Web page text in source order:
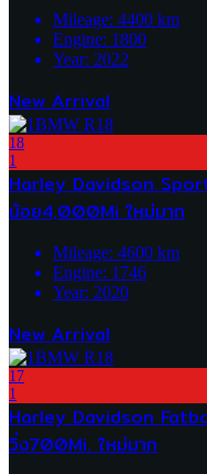
Mileage: 4400 km
Engine: 1800
Year: 2022
New Arrival
18
1
Harley Davidson
น้อย4,000Mi ใหม่มาก
Mileage: 4600 km
Engine: 1746
Year: 2020
New Arrival
17
1
Harley Davidson
วิ่ง700Mi. ใหม่มาก